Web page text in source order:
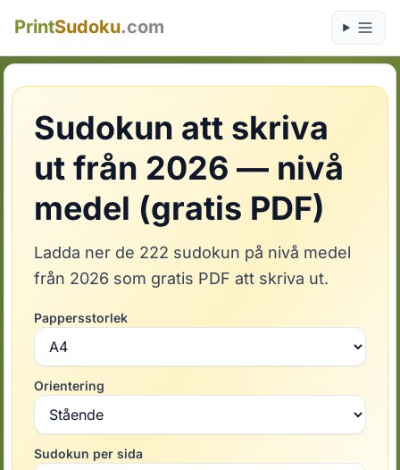
PrintSudoku.com
Sudokun att skriva
ut från 2026 — nivå
medel (gratis PDF)
Ladda ner de 222 sudokun på nivå medel
från 2026 som gratis PDF att skriva ut.
Pappersstorlek
Orientering
Sudokun per sida